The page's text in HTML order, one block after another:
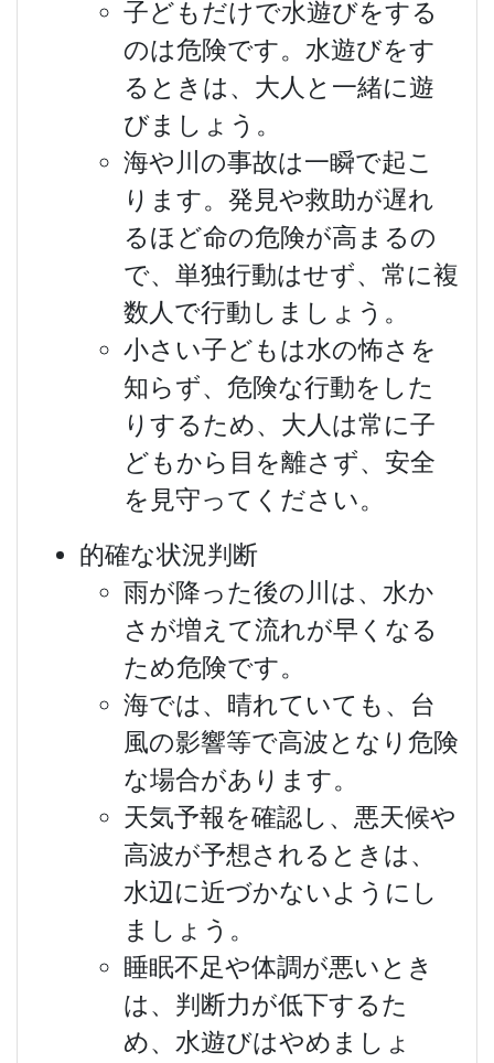
子どもだけで水遊びをする
のは危険です。水遊びをす
るときは、大人と一緒に遊
びましょう。
海や川の事故は一瞬で起こ
ります。発見や救助が遅れ
るほど命の危険が高まるの
で、単独行動はせず、常に複
数人で行動しましょう。
小さい子どもは水の怖さを
知らず、危険な行動をした
りするため、大人は常に子
どもから目を離さず、安全
を見守ってください。
的確な状況判断
雨が降った後の川は、水か
さが増えて流れが早くなる
ため危険です。
海では、晴れていても、台
風の影響等で高波となり危険
な場合があります。
天気予報を確認し、悪天候や
高波が予想されるときは、
水辺に近づかないようにし
ましょう。
睡眠不足や体調が悪いとき
は、判断力が低下するた
め、水遊びはやめましょ